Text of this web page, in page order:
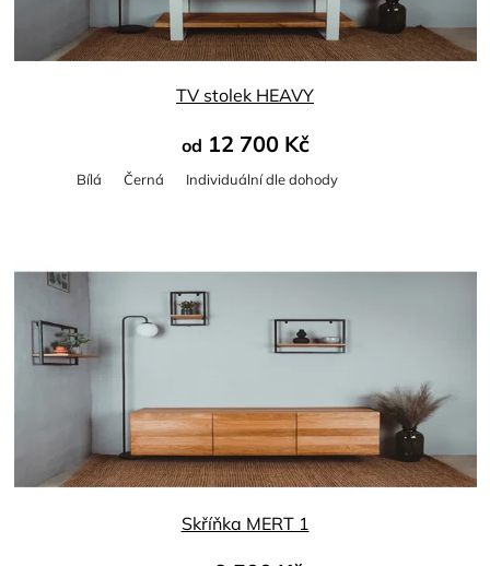
TV stolek HEAVY
od 12 700 Kč
Bílá Černá Individuální dle dohody
Skříňka MERT 1